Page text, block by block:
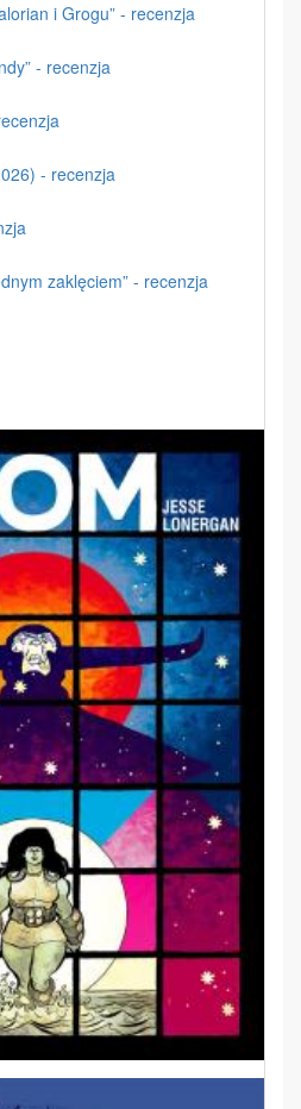
i Grogu” - recenzja
- recenzja
- recenzja
zaklęciem” - recenzja